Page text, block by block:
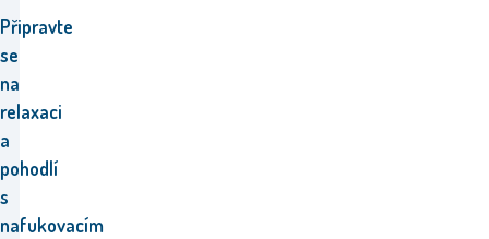
Připravte
se
na
relaxaci
a
pohodlí
s
nafukovacím